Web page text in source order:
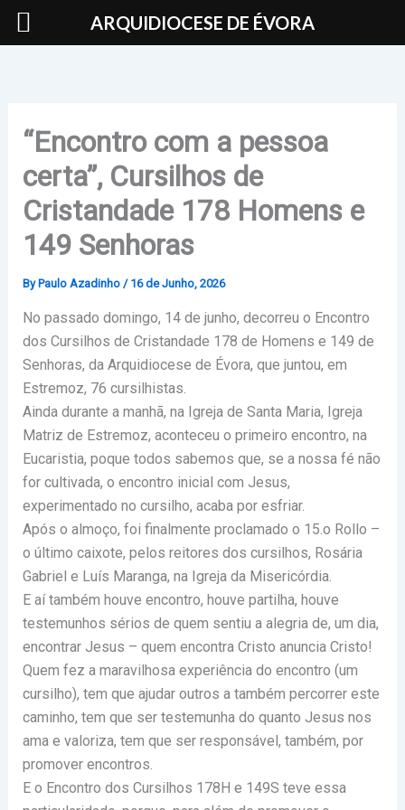
Skip
“Encontro com a pessoa
certa”, Cursilhos de
Cristandade 178 Homens e
149 Senhoras
By Paulo Azadinho / 16 de Junho, 2026
No passado domingo, 14 de junho, decorreu o Encontro
dos Cursilhos de Cristandade 178 de Homens e 149 de
Senhoras, da Arquidiocese de Évora, que juntou, em
Estremoz, 76 cursilhistas.
Ainda durante a manhã, na Igreja de Santa Maria, Igreja
Matriz de Estremoz, aconteceu o primeiro encontro, na
Eucaristia, poque todos sabemos que, se a nossa fé não
for cultivada, o encontro inicial com Jesus,
experimentado no cursilho, acaba por esfriar.
Após o almoço, foi finalmente proclamado o 15.o Rollo –
o último caixote, pelos reitores dos cursilhos, Rosária
Gabriel e Luís Maranga, na Igreja da Misericórdia.
E aí também houve encontro, houve partilha, houve
testemunhos sérios de quem sentiu a alegria de, um dia,
encontrar Jesus – quem encontra Cristo anuncia Cristo!
Quem fez a maravilhosa experiência do encontro (um
cursilho), tem que ajudar outros a também percorrer este
caminho, tem que ser testemunha do quanto Jesus nos
ama e valoriza, tem que ser responsável, também, por
promover encontros.
E o Encontro dos Cursilhos 178H e 149S teve essa
ARQUIDIOCESE DE ÉVORA